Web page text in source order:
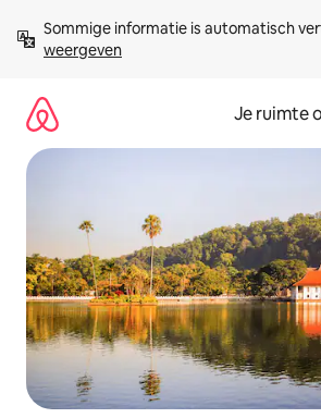
direct
naar
Sommige informatie is automatisch
weergeven
Je ruimte